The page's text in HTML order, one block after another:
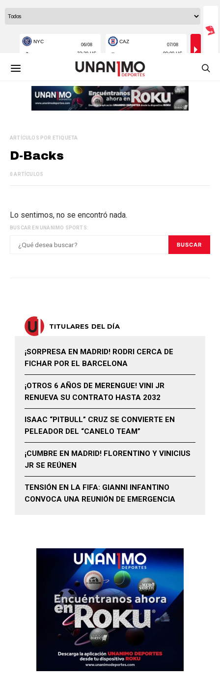
ARTÍCULOS POR ETIQUETA
D-Backs
0 ARTÍCULOS
Lo sentimos, no se encontró nada.
BUSCAR EN UNANIMO SPORTS:
BUSCAR
TITULARES DEL DÍA
¡SORPRESA EN MADRID! RODRI CERCA DE
FICHAR POR EL BARCELONA
¡OTROS 6 AÑOS DE MERENGUE! VINI JR
RENUEVA SU CONTRATO HASTA 2032
ISAAC “PITBULL” CRUZ SE CONVIERTE EN
PELEADOR DEL “CANELO TEAM”
¡CUMBRE EN MADRID! FLORENTINO Y VINICIUS
JR SE REÚNEN
TENSIÓN EN LA FIFA: GIANNI INFANTINO
CONVOCA UNA REUNIÓN DE EMERGENCIA